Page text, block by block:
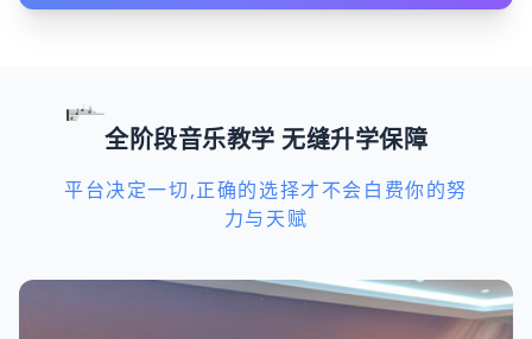
全阶段音乐教学 无缝升学保障
平台决定一切,正确的选择才不会白费你的努
力与天赋